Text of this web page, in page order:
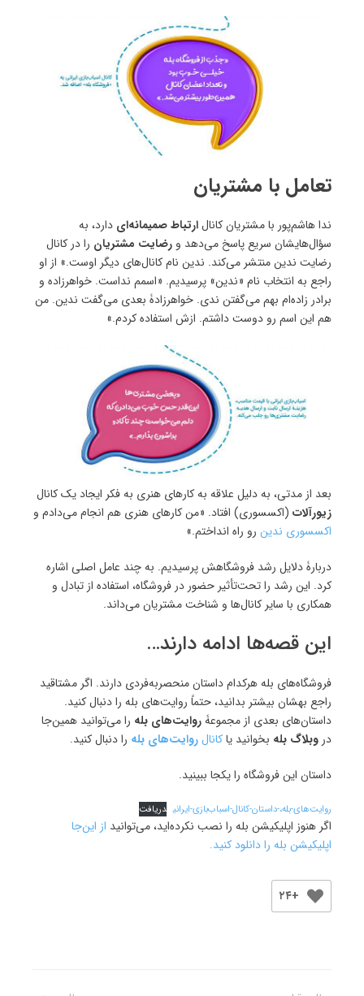
تعامل با مشتریان
ندا هاشم‌پور با مشتریان کانالارتباط صمیمانه‌ای دارد، به
سؤال‌هایشان سریع پاسخ می‌دهد و رضایت مشتریان را در کانال
رضایت ندین منتشر می‌کند. ندین نام کانال‌های دیگر اوست.» از او
راجع به انتخاب نام «ندین» پرسیدیم. «اسمم نداست. خواهرزاده و
برادر زاده‌ام بهم می‌گفتن ندی. خواهرزادۀ بعدی می‌گفت ندین. من
هم این اسم رو دوست داشتم. ازش استفاده کردم.»
بعد از مدتی، به دلیل علاقه به کارهای هنری به فکر ایجاد یک کانال
زیورآلات (اکسسوری) افتاد. «من کارهای هنری هم انجام می‌دادم و
اکسسوری ندین رو راه انداختم.»
دربارۀ دلایل رشد فروشگاهش پرسیدیم. به چند عامل اصلی اشاره
کرد. این رشد را تحت‌تأثیر حضور در فروشگاه، استفاده از تبادل و
همکاری با سایر کانال‌ها و شناخت مشتریان می‌داند.
این قصه‌ها ادامه دارند…
فروشگاه‌های بله هرکدام داستان منحصربه‌فردی دارند. اگر مشتاقید
راجع بهشان بیشتر بدانید، حتماً روایت‌های بله را دنبال کنید.
داستان‌های بعدی از مجموعۀروایت‌های بله را می‌توانید همین‌جا
در وبلاگ بله بخوانید یاکانالروایت‌های بله را دنبال کنید.
داستان این فروشگاه را یکجا ببینید.
روایت‌های-بله،-داستان-کانال-اسباب‌بازی-ایرانی دریافت
اگر هنوز اپلیکیشن بله را نصب نکرده‌اید، می‌توانید از این‌جا
اپلیکیشن بله را دانلود کنید.
+۲۴